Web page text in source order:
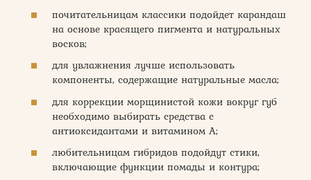
почитательницам классики подойдет карандаш
на основе красящего пигмента и натуральных
восков;
для увлажнения лучше использовать
компоненты, содержащие натуральные масла;
для коррекции морщинистой кожи вокруг губ
необходимо выбирать средства с
антиоксидантами и витамином А;
любительницам гибридов подойдут стики,
включающие функции помады и контура;